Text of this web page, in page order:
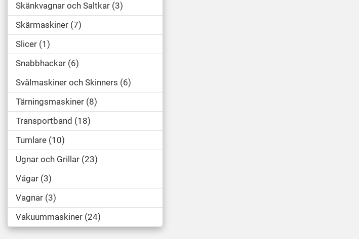
Skänkvagnar och Saltkar 3
Skärmaskiner 7
Slicer 1
Snabbhackar 6
Svålmaskiner och Skinners 6
Tärningsmaskiner 8
Transportband
18
Tumlare 10
Ugnar och Grillar 23
Vågar 3
Vagnar 3
Vakuummaskiner 24